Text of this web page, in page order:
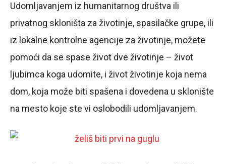
Udomljavanjem iz humanitarnog društva ili
privatnog skloništa za životinje, spasilačke grupe, ili
iz lokalne kontrolne agencije za životinje, možete
pomoći da se spase život dve životinje – život
ljubimca koga udomite, i život životinje koja nema
dom, koja može biti spašena i dovedena u sklonište
na mesto koje ste vi oslobodili udomljavanjem.